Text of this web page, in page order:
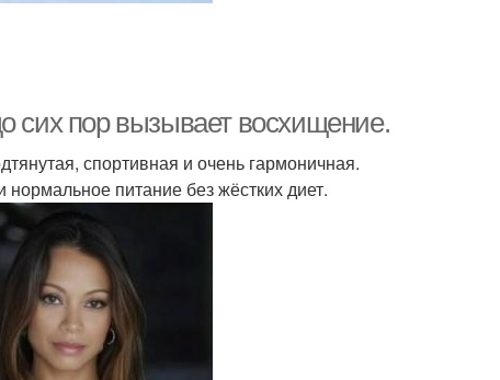
сих пор вызывает восхищение.
спортивная и очень гармоничная.
питание без жёстких диет.